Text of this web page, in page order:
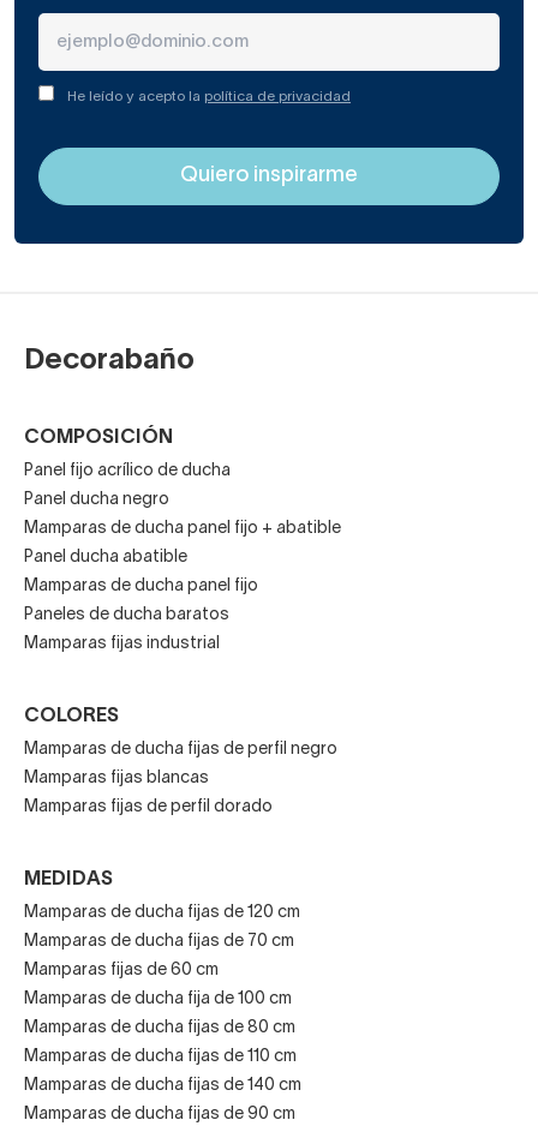
He leído y acepto la política de privacidad
Decorabaño
COMPOSICIÓN
Panel fijo acrílico de ducha
Panel ducha negro
Mamparas de ducha panel fijo + abatible
Panel ducha abatible
Mamparas de ducha panel fijo
Paneles de ducha baratos
Mamparas fijas industrial
COLORES
Mamparas de ducha fijas de perfil negro
Mamparas fijas blancas
Mamparas fijas de perfil dorado
MEDIDAS
Mamparas de ducha fijas de 120 cm
Mamparas de ducha fijas de 70 cm
Mamparas fijas de 60 cm
Mamparas de ducha fija de 100 cm
Mamparas de ducha fijas de 80 cm
Mamparas de ducha fijas de 110 cm
Mamparas de ducha fijas de 140 cm
Mamparas de ducha fijas de 90 cm